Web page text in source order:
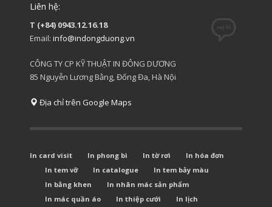
Liên hệ:
T (+84) 0943.12.16.18
Email: info@indongduong.vn
CÔNG TY CP KỸ THUẬT IN ĐÔNG DƯƠNG
85 Nguyễn Lương Bằng, Đống Đa, Hà Nội
Địa chỉ trên Google Maps
In card visit In phong bì In tờ rơi
In hóa đơn
In tem vỡ
In catalogue
In tem bảy màu
In bằng khen
In nhãn mác sản phẩm
In mác quần áo
In thiệp cưới In lịch